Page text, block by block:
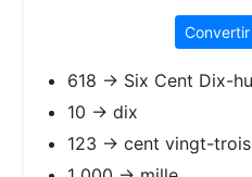
618 → Six Cent Dix-
10 → dix
123 → cent vingt-trois